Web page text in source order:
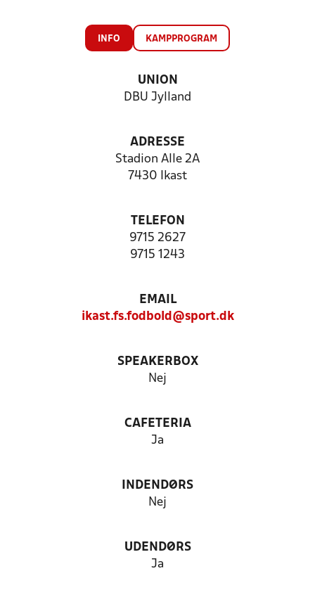
INFO KAMPPROGRAM
UNION
DBU Jylland
ADRESSE
Stadion Alle 2A
7430 Ikast
TELEFON
9715 2627
9715 1243
EMAIL
ikast.fs.fodbold@sport.dk
SPEAKERBOX
Nej
CAFETERIA
Ja
INDENDØRS
Nej
UDENDØRS
Ja